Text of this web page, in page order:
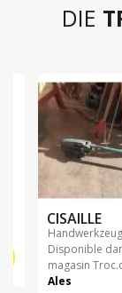
DIE
CISAILLE
handwerkzeug
Disponible
magasin
Ales